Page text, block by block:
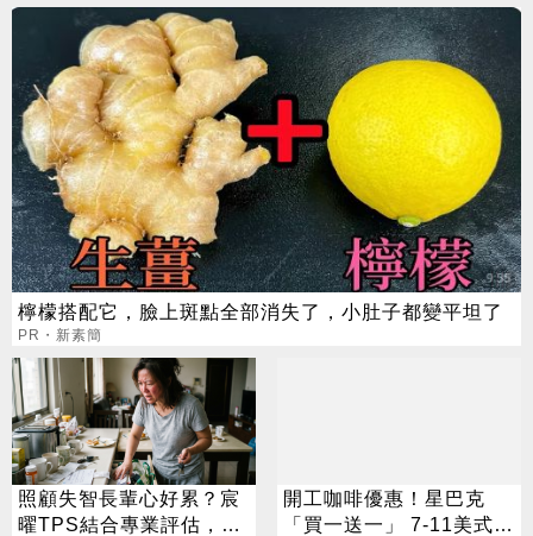
檸檬搭配它，臉上斑點全部消失了，小肚子都變平坦了
PR・新素簡
照顧失智長輩心好累？宸
曜TPS結合專業評估，改
開工咖啡優惠！星巴克
「買一送一」 7-11美式買